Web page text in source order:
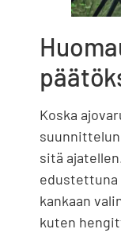
Koska
sitä
edustettuna
kankaan
kuten